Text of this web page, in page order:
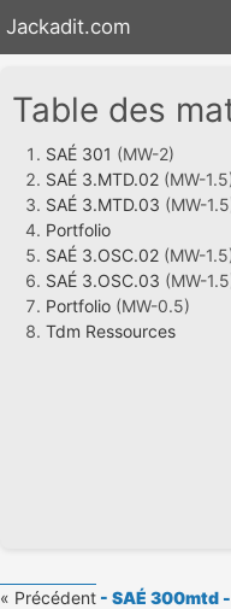
Aller au
Jackadit.com
Table des
SAÉ 301 (MW-2)
SAÉ 3.MTD.02 (MW-
SAÉ 3.MTD.03 (MW-
Portfolio
SAÉ 3.OSC.02 (MW-
SAÉ 3.OSC.03 (MW-
Portfolio (MW-0.5)
Tdm Ressources
« Précédent - SAÉ 300mtd -